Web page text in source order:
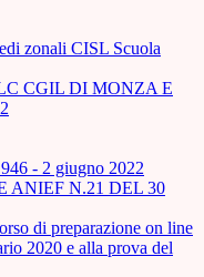
zonali CISL Scuola
CGIL DI MONZA E
- 2 giugno 2022
ANIEF N.21 DEL 30
di preparazione on line
2020 e alla prova del